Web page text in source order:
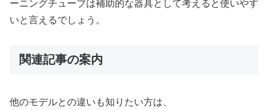
ーニングチューブは補助的な器具として考えると使いやす
いと言えるでしょう。
関連記事の案内
他のモデルとの違いも知りたい方は、